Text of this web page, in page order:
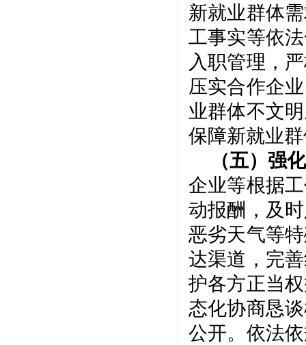
新就业群体
工事实等依
入职管理，
压实合作企
业群体不文
保障新就业
（五）强
企业等根据
动报酬，及
恶劣天气等
达渠道，完
护各方正当
态化协商恳
公开。依法